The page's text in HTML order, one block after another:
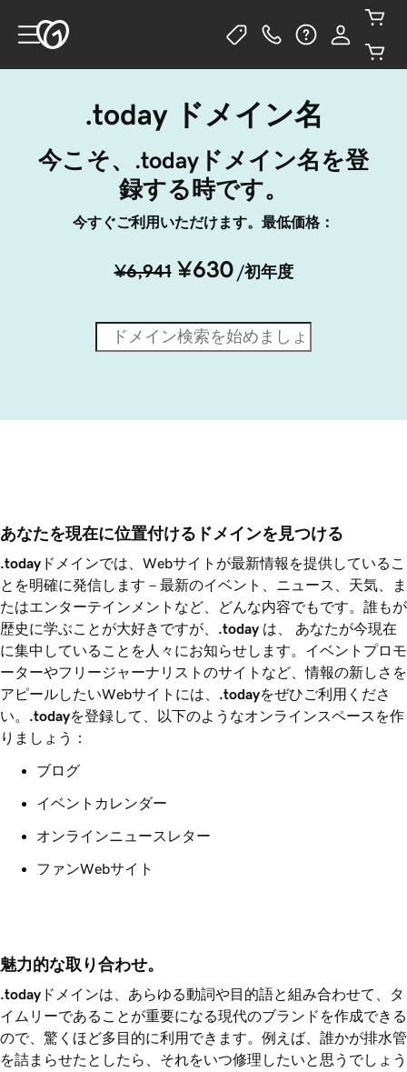
.today ドメイン名
今こそ、.todayドメイン名を登
録する時です。
今すぐご利用いただけます。最低価格：
¥6,941 ¥630 /初年度
あなたを現在に位置付けるドメインを見つける
.today ドメインでは、Webサイトが最新情報を提供しているこ
とを明確に発信します－最新のイベント、ニュース、天気、ま
たはエンターテインメントなど、どんな内容でもです。誰もが
歴史に学ぶことが大好きですが、
.today は、 あなたが今現在
に集中していることを人々にお知らせします。イベントプロモ
ーターやフリージャーナリストのサイトなど、情報の新しさを
アピールしたいWebサイトには、
.todayをぜひご利用くださ
い。
.todayを登録して、以下のようなオンラインスペースを作
りましょう：
ブログ
イベントカレンダー
オンラインニュースレター
ファンWebサイト
魅力的な取り合わせ。
.today ドメインは、あらゆる動詞や目的語と組み合わせて、タ
イムリーであることが重要になる現代のブランドを作成できる
ので、驚くほど多目的に利用できます。例えば、誰かが排水管
を詰まらせたとしたら、それをいつ修理したいと思うでしょう